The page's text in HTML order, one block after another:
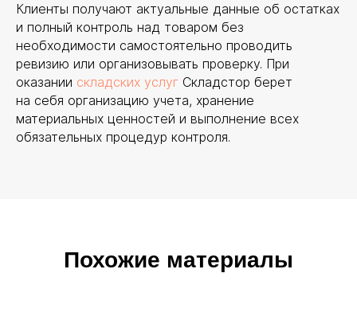
Клиенты получают актуальные данные об остатках
и полный контроль над товаром без
необходимости самостоятельно проводить
ревизию или организовывать проверку. При
оказании складских услуг Складстор берет
на себя организацию учета, хранение
материальных ценностей и выполнение всех
обязательных процедур контроля.
Похожие материалы